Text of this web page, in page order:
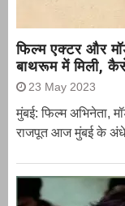
फिल्म एक्टर और
बाथरूम में मिली,
23 May 2023
मुंबई: फिल्म अभिनेता,
राजपूत आज मुंबई के